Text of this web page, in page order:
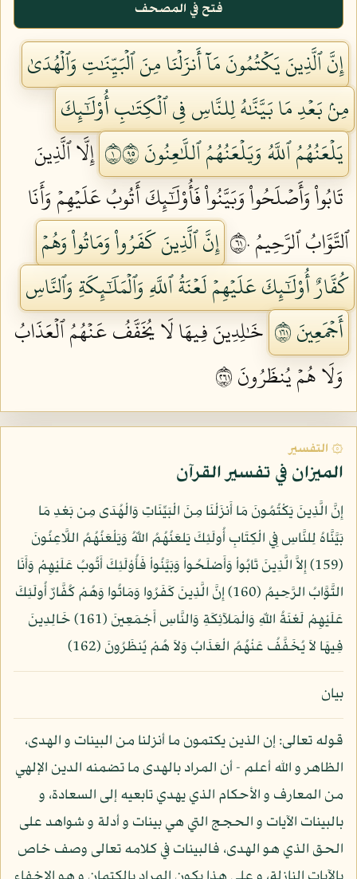
فتح في المصحف
إِنَّ ٱلَّذِينَ يَكۡتُمُونَ مَآ أَنزَلۡنَا مِنَ ٱلۡبَيِّنَٰتِ وَٱلۡهُدَىٰ
مِنۢ بَعۡدِ مَا بَيَّنَّٰهُ لِلنَّاسِ فِي ٱلۡكِتَٰبِ أُوْلَٰٓئِكَ
يَلۡعَنُهُمُ ٱللَّهُ وَيَلۡعَنُهُمُ ٱللَّٰعِنُونَ ١٥٩
إِلَّا ٱلَّذِينَ
تَابُواْ وَأَصۡلَحُواْ وَبَيَّنُواْ فَأُوْلَٰٓئِكَ أَتُوبُ عَلَيۡهِمۡ وَأَنَا
ٱلتَّوَّابُ ٱلرَّحِيمُ ١٦٠
إِنَّ ٱلَّذِينَ كَفَرُواْ وَمَاتُواْ وَهُمۡ
كُفَّارٌ أُوْلَٰٓئِكَ عَلَيۡهِمۡ لَعۡنَةُ ٱللَّهِ وَٱلۡمَلَٰٓئِكَةِ وَٱلنَّاسِ
أَجۡمَعِينَ ١٦١
خَٰلِدِينَ فِيهَا لَا يُخَفَّفُ عَنۡهُمُ ٱلۡعَذَابُ
وَلَا هُمۡ يُنظَرُونَ ١٦٢
۞ التفسير
الميزان في تفسير القرآن
إِنَّ الَّذِينَ يَكْتُمُونَ مَا أَنزَلْنَا مِنَ الْبَيِّنَاتِ وَالْهُدَى مِن بَعْدِ مَا
بَيَّنَّاهُ لِلنَّاسِ فِي الْكِتَابِ أُولَئِكَ يَلعَنُهُمُ اللّهُ وَيَلْعَنُهُمُ اللَّاعِنُونَ
(159) إِلاَّ الَّذِينَ تَابُواْ وَأَصْلَحُواْ وَبَيَّنُواْ فَأُوْلَئِكَ أَتُوبُ عَلَيْهِمْ وَأَنَا
التَّوَّابُ الرَّحِيمُ (160) إِنَّ الَّذِينَ كَفَرُوا وَمَاتُوا وَهُمْ كُفَّارٌ أُولَئِكَ
عَلَيْهِمْ لَعْنَةُ اللّهِ وَالْمَلآئِكَةِ وَالنَّاسِ أَجْمَعِينَ (161) خَالِدِينَ
فِيهَا لاَ يُخَفَّفُ عَنْهُمُ الْعَذَابُ وَلاَ هُمْ يُنظَرُونَ (162)
بيان
قوله تعالى: إن الذين يكتمون ما أنزلنا من البينات و الهدى،
الظاهر و الله أعلم - أن المراد بالهدى ما تضمنه الدين الإلهي
من المعارف و الأحكام الذي يهدي تابعيه إلى السعادة، و
بالبينات الآيات و الحجج التي هي بينات و أدلة و شواهد على
الحق الذي هو الهدى، فالبينات في كلامه تعالى وصف خاص